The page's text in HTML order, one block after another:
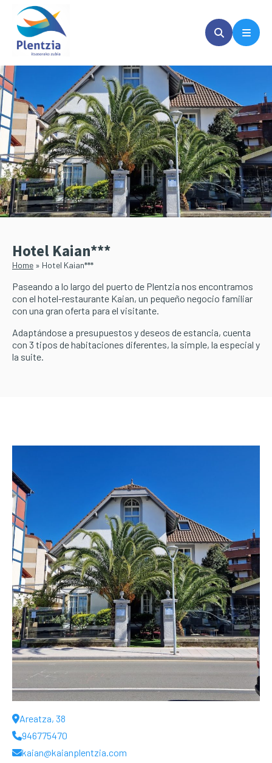
Saltar
contenido
principal
Saltar
lateral
principal
Hotel Kaian***
Home » Hotel Kaian***
Paseando a lo largo del puerto de Plentzia nos encontramos
con el hotel-restaurante Kaian, un pequeño negocio familiar
con una gran oferta para el visitante.
Adaptándose a presupuestos y deseos de estancia, cuenta
con 3 tipos de habitaciones diferentes, la simple, la especial y
la suite.
Areatza, 38
946775470
kaian@kaianplentzia.com